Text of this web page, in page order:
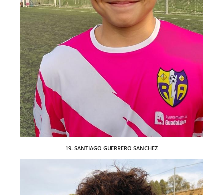
19. SANTIAGO GUERRERO SANCHEZ